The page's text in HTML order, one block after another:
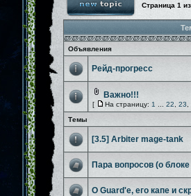
Страница 1 из
Объявления
Рейд-прогресс
Важно!!!
[ На страницу: 1 22 23
Темы
[3.5] Arbiter mage-tank
Пара вопросов (о
О Guard'e, его капе и